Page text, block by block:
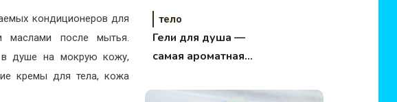
кондиционеров для
маслами после мытья.
душе на мокрую кожу,
кремы для тела, кожа
тело
Гели для душа —
самая ароматная